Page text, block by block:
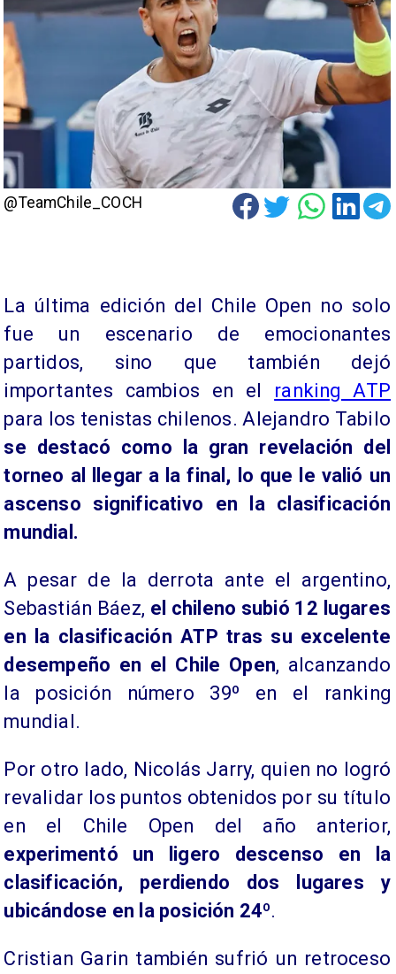
@TeamChile_COCH
​La última edición del Chile Open no solo
fue un escenario de emocionantes
partidos, sino que también dejó
importantes cambios en el ranking ATP
para los tenistas chilenos. Alejandro Tabilo
se destacó como la gran revelación del
torneo al llegar a la final, lo que le valió un
ascenso significativo en la clasificación
mundial.
​A pesar de la derrota ante el argentino,
Sebastián Báez, el chileno subió 12 lugares
en la clasificación ATP tras su excelente
desempeño en el Chile Open, alcanzando
la posición número 39º en el ranking
mundial.
​Por otro lado, Nicolás Jarry, quien no logró
revalidar los puntos obtenidos por su título
en el Chile Open del año anterior,
experimentó un ligero descenso en la
clasificación, perdiendo dos lugares y
ubicándose en la posición 24º.
Cristian Garin también sufrió un retroceso